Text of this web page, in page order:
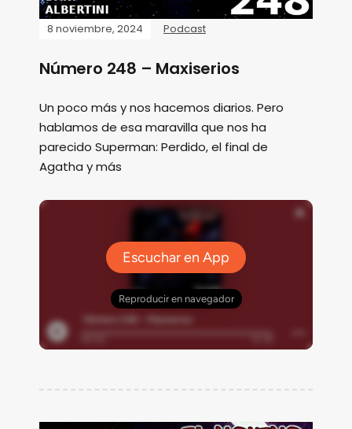
8 noviembre, 2024 Podcast
Número 248 – Maxiserios
Un poco más y nos hacemos diarios. Pero
hablamos de esa maravilla que nos ha
parecido Superman: Perdido, el final de
Agatha y más